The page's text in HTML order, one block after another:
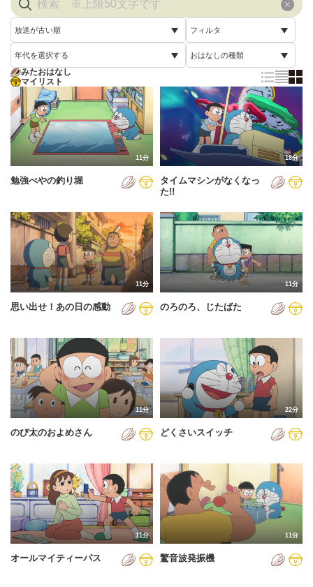
放送が古い順
放送が古い順
放送が新しい順
配信が古い順
配信が新しい順
あいうえお順(降順)
動画が長い順
動画が短い順
フィルタ
すべて
未視聴
年代を選択する
すべて
2005年
2006年
2007年
2008年
2011年
2012年
2013年
2014年
2015年
2016年
2017年
2019年
2020年
2021年
2022年
おはなしの種類
通常回
誕生日スペシャル
みたおはなし
マイリスト
11分
勉強べやの釣り堀
18分
タイムマシンがなくなっ
た!!
11分
思い出せ！あの日の感動
11分
のろのろ、じたばた
11分
のび太のおよめさん
22分
どくさいスイッチ
11分
オールマイティーパス
11分
驚音波発振機